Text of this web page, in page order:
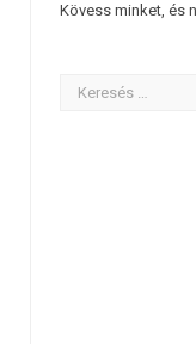
Kövess minket, és